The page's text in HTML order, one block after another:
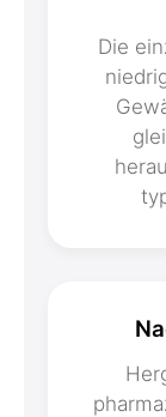
Die